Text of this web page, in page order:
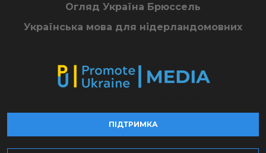
Огляд Україна Брюссель
Українська мова для нідерландомовних
ПІДТРИМКА